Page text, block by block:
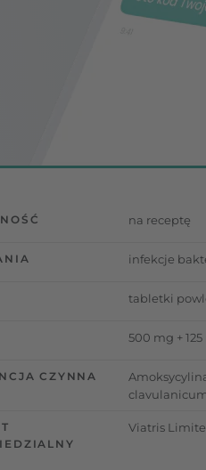
na receptę
infekcje
tabletki
500 mg +
CZYNNA
Viatris